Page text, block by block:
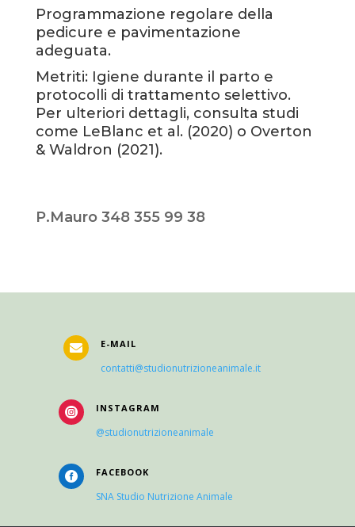
Programmazione regolare della
pedicure e pavimentazione
adeguata.
Metriti: Igiene durante il parto e
protocolli di trattamento selettivo.
Per ulteriori dettagli, consulta studi
come LeBlanc et al. (2020) o Overton
& Waldron (2021).
P.Mauro 348 355 99 38
 E-MAIL
contatti@studionutrizioneanimale.it
 INSTAGRAM
@studionutrizioneanimale
 FACEBOOK
SNA Studio Nutrizione Animale